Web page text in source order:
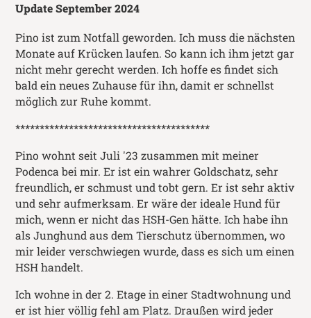
Update September 2024
Pino ist zum Notfall geworden. Ich muss die nächsten
Monate auf Krücken laufen. So kann ich ihm jetzt gar
nicht mehr gerecht werden. Ich hoffe es findet sich
bald ein neues Zuhause für ihn, damit er schnellst
möglich zur Ruhe kommt.
****************************************
Pino wohnt seit Juli '23 zusammen mit meiner
Podenca bei mir. Er ist ein wahrer Goldschatz, sehr
freundlich, er schmust und tobt gern. Er ist sehr aktiv
und sehr aufmerksam. Er wäre der ideale Hund für
mich, wenn er nicht das HSH-Gen hätte. Ich habe ihn
als Junghund aus dem Tierschutz übernommen, wo
mir leider verschwiegen wurde, dass es sich um einen
HSH handelt.
Ich wohne in der 2. Etage in einer Stadtwohnung und
er ist hier völlig fehl am Platz. Draußen wird jeder